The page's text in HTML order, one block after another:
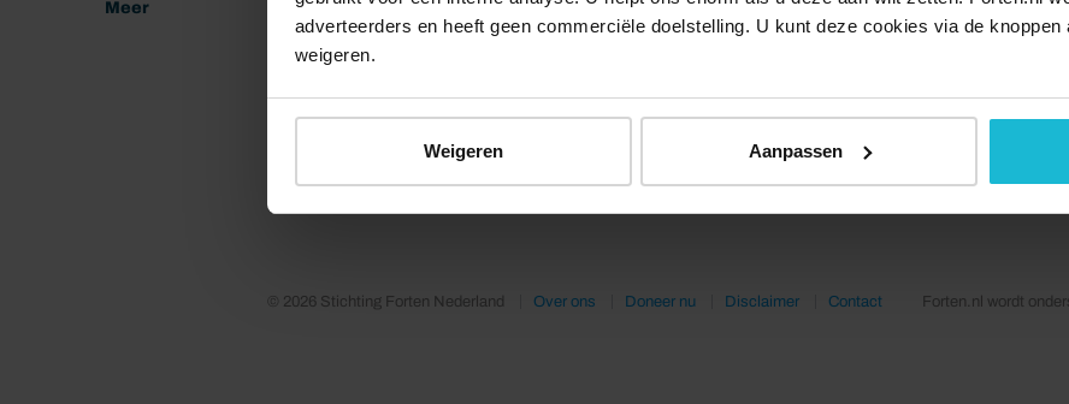
adverteerders en heeft geen commerciële doelstelling. U kunt deze cookies via de knoppen
weigeren.
Weigeren Aanpassen
Meer
© 2026 Stichting Forten Nederland Over ons Doneer nu Disclaimer Contact Forten.nl wordt